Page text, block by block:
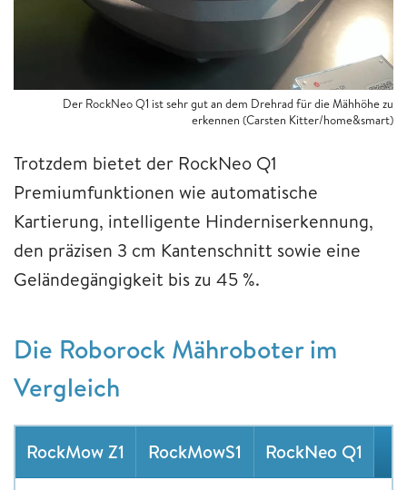
Der RockNeo Q1 ist sehr gut an dem Drehrad für die Mähhöhe zu
erkennen (Carsten Kitter/home&smart)
Trotzdem bietet der RockNeo Q1
Premiumfunktionen wie automatische
Kartierung, intelligente Hinderniserkennung,
den präzisen 3 cm Kantenschnitt sowie eine
Geländegängigkeit bis zu 45 %.
Die Roborock Mähroboter im
Vergleich
RockMow Z1 RockMowS1 RockNeo Q1